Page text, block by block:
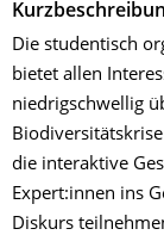
Die studentisch
bietet allen
niedrigschwellig
die interaktive
Expert:innen ins
Diskurs